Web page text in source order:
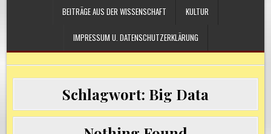
BEITRÄGE AUS DER WISSENSCHAFT KULTUR
IMPRESSUM U. DATENSCHUTZERKLÄRUNG
Schlagwort: Big Data